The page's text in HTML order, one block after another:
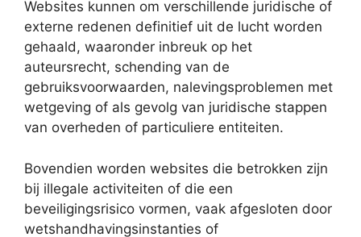
Websites kunnen om verschillende juridische of
externe redenen definitief uit de lucht worden
gehaald, waaronder inbreuk op het
auteursrecht, schending van de
gebruiksvoorwaarden, nalevingsproblemen met
wetgeving of als gevolg van juridische stappen
van overheden of particuliere entiteiten.
Bovendien worden websites die betrokken zijn
bij illegale activiteiten of die een
beveiligingsrisico vormen, vaak afgesloten door
wetshandhavingsinstanties of